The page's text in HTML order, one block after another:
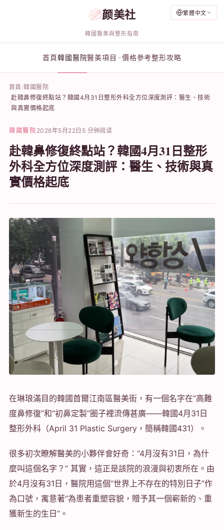
繁體中文
颜美社
韓國醫美與整形指南
首頁韓國醫院醫美項目 價格參考整形攻略
首頁 韓國醫院
赴韓鼻修復終點站？韓國4月31日整形外科全方位深度測評：醫生、技術
與真實價格起底
韓國醫院 2026年5月22日 5 分钟阅读
赴韓鼻修復終點站？韓國4月31日整形
外科全方位深度測評：醫生、技術與真
實價格起底
在琳琅滿目的韓國首爾江南區醫美街，有一個名字在“高難
度鼻修復”和“初鼻定製”圈子裡流傳甚廣——韓國4月31日
整形外科（April 31 Plastic Surgery，簡稱韓國431）。
很多初次瞭解醫美的小夥伴會好奇：“4月沒有31日，為什
麼叫這個名字？” 其實，這正是該院的浪漫與初衷所在。由
於4月沒有31日，醫院用這個“世界上不存在的特別日子”作
為口號，寓意著“為患者重塑容貌，贈予其一個嶄新的、重
獲新生的生日”。